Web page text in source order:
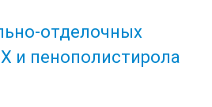
отделочных
и пенополистирола